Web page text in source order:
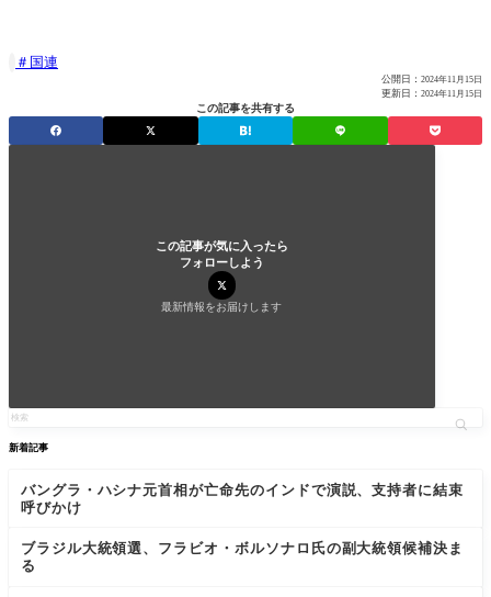
国連
公開日： 2024年11月15日
更新日： 2024年11月15日
この記事を共有する
この記事が気に入ったら
フォローしよう
最新情報をお届けします
新着記事
バングラ・ハシナ元首相が亡命先のインドで演説、支持者に結束
呼びかけ
ブラジル大統領選、フラビオ・ボルソナロ氏の副大統領候補決ま
る